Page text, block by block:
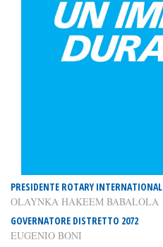
PRESIDENTE ROTARY INTERNATIONAL
OLAYNKA HAKEEM BABALOLA
GOVERNATORE DISTRETTO 2072
EUGENIO BONI